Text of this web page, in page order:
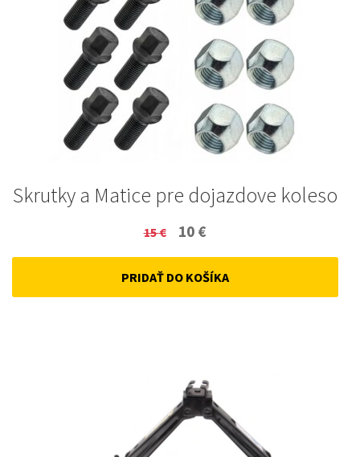
Skrutky a Matice pre dojazdove koleso
15€
Original
price
was:
10 €
price
is:
PRIDAŤ DO KOŠÍKA